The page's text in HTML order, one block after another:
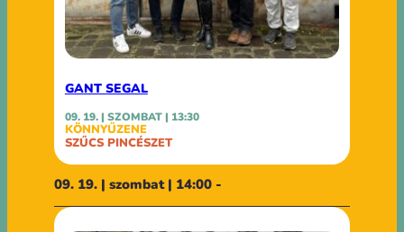
GANT SEGAL
09. 19. | SZOMBAT | 13:30
KÖNNYŰZENE
SZŰCS PINCÉSZET
09. 19. | szombat | 14:00 -